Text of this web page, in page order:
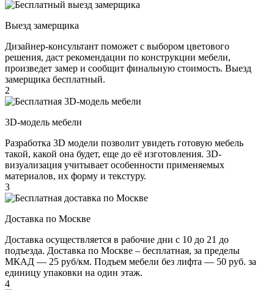
Выезд замерщика
Дизайнер-консультант поможет с выбором цветового
решения, даст рекомендации по конструкции мебели,
произведет замер и сообщит финальную стоимость. Выезд
замерщика бесплатный.
2
3D-модель мебели
Разработка 3D модели позволит увидеть готовую мебель
такой, какой она будет, еще до её изготовления. 3D-
визуализация учитывает особенности применяемых
материалов, их форму и текстуру.
3
Доставка по Москве
Доставка осуществляется в рабочие дни с 10 до 21 до
подъезда. Доставка по Москве – бесплатная, за пределы
МКАД — 25 руб/км. Подъем мебели без лифта — 50 руб. за
единицу упаковки на один этаж.
4